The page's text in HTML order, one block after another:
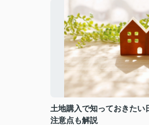
土地購入で知っておきたい
注意点も解説